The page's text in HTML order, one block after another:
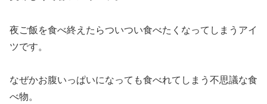
夜ご飯を食べ終えたらついつい食べたくなってしまうアイ
ツです。
なぜかお腹いっぱいになっても食べれてしまう不思議な食
べ物。